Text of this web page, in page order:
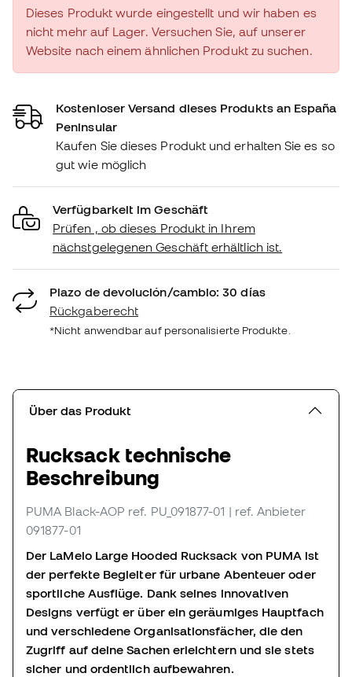
Dieses Produkt wurde eingestellt und wir haben es
nicht mehr auf Lager. Versuchen Sie, auf unserer
Website nach einem ähnlichen Produkt zu suchen.
Kostenloser Versand dieses Produkts an España
Peninsular
Kaufen Sie dieses Produkt und erhalten Sie es so
gut wie möglich
Verfügbarkeit im Geschäft
Prüfen , ob dieses Produkt in Ihrem
nächstgelegenen Geschäft erhältlich ist.
Plazo de devolución/cambio: 30 días
Rückgaberecht
*Nicht anwendbar auf personalisierte Produkte.
Über das Produkt
Rucksack technische
Beschreibung
PUMA Black-AOP ref. PU_091877-01 | ref. Anbieter
091877-01
Der LaMelo Large Hooded Rucksack von PUMA ist
der perfekte Begleiter für urbane Abenteuer oder
sportliche Ausflüge. Dank seines innovativen
Designs verfügt er über ein geräumiges Hauptfach
und verschiedene Organisationsfächer, die den
Zugriff auf deine Sachen erleichtern und sie stets
sicher und ordentlich aufbewahren.